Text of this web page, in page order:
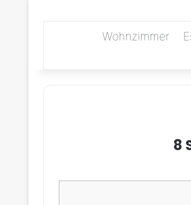
Wohnzimmer
8